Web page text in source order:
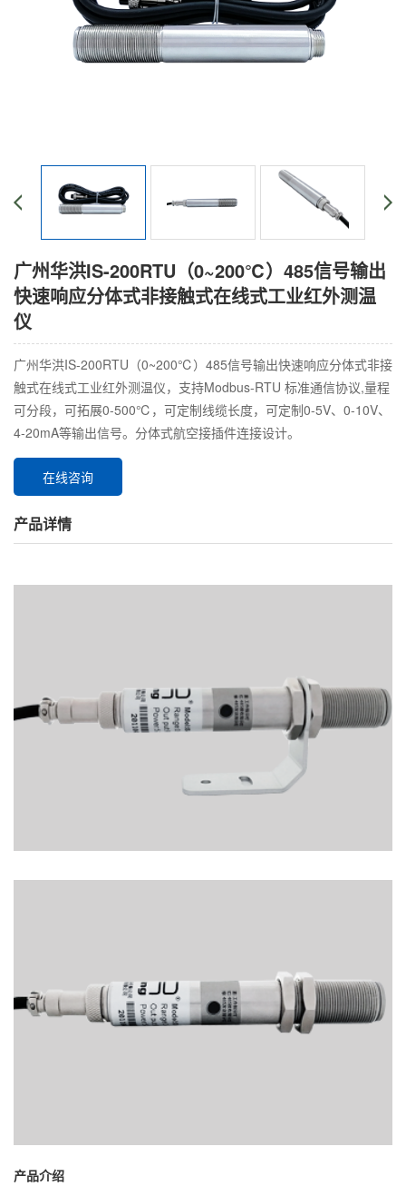
广州华洪IS-200RTU（0~200℃）485信号输出
快速响应分体式非接触式在线式工业红外测温
仪
广州华洪IS-200RTU（0~200℃）485信号输出快速响应分体式非接
触式在线式工业红外测温仪，支持Modbus-RTU 标准通信协议,量程
可分段，可拓展0-500℃，可定制线缆长度，可定制0-5V、0-10V、
4-20mA等输出信号。分体式航空接插件连接设计。
在线咨询
产品详情
产品介绍